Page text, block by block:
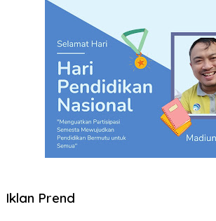
Iklan Prend